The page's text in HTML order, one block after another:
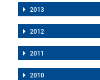
2013
2012
2011
2010